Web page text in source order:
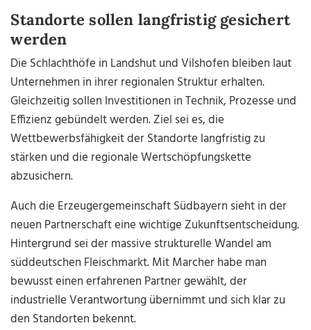
Standorte sollen langfristig gesichert
werden
Die Schlachthöfe in Landshut und Vilshofen bleiben laut
Unternehmen in ihrer regionalen Struktur erhalten.
Gleichzeitig sollen Investitionen in Technik, Prozesse und
Effizienz gebündelt werden. Ziel sei es, die
Wettbewerbsfähigkeit der Standorte langfristig zu
stärken und die regionale Wertschöpfungskette
abzusichern.
Auch die Erzeugergemeinschaft Südbayern sieht in der
neuen Partnerschaft eine wichtige Zukunftsentscheidung.
Hintergrund sei der massive strukturelle Wandel am
süddeutschen Fleischmarkt. Mit Marcher habe man
bewusst einen erfahrenen Partner gewählt, der
industrielle Verantwortung übernimmt und sich klar zu
den Standorten bekennt.